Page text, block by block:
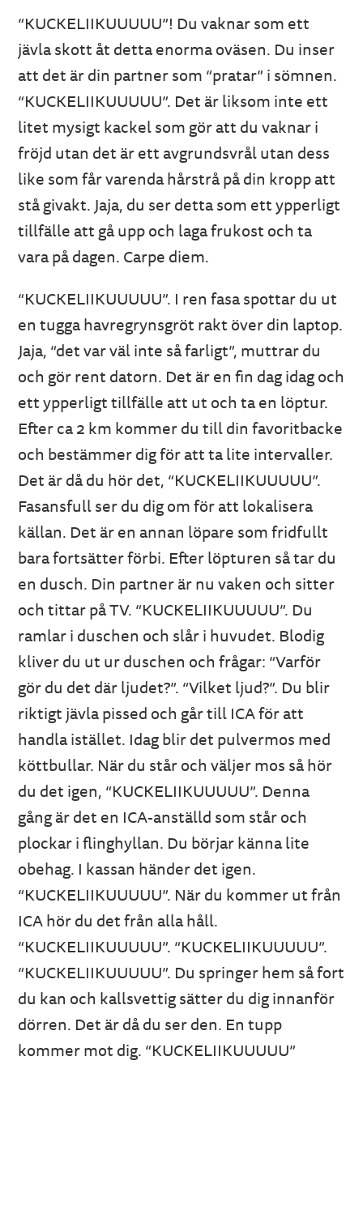
“KUCKELIIKUUUUU”! Du vaknar som ett
jävla skott åt detta enorma oväsen. Du inser
att det är din partner som “pratar” i sömnen.
“KUCKELIIKUUUUU”. Det är liksom inte ett
litet mysigt kackel som gör att du vaknar i
fröjd utan det är ett avgrundsvrål utan dess
like som får varenda hårstrå på din kropp att
stå givakt. Jaja, du ser detta som ett ypperligt
tillfälle att gå upp och laga frukost och ta
vara på dagen. Carpe diem.
“KUCKELIIKUUUUU”. I ren fasa spottar du ut
en tugga havregrynsgröt rakt över din laptop.
Jaja, “det var väl inte så farligt”, muttrar du
och gör rent datorn. Det är en fin dag idag och
ett ypperligt tillfälle att ut och ta en löptur.
Efter ca 2 km kommer du till din favoritbacke
och bestämmer dig för att ta lite intervaller.
Det är då du hör det, “KUCKELIIKUUUUU”.
Fasansfull ser du dig om för att lokalisera
källan. Det är en annan löpare som fridfullt
bara fortsätter förbi. Efter löpturen så tar du
en dusch. Din partner är nu vaken och sitter
och tittar på TV. “KUCKELIIKUUUUU”. Du
ramlar i duschen och slår i huvudet. Blodig
kliver du ut ur duschen och frågar: “Varför
gör du det där ljudet?”. “Vilket ljud?”. Du blir
riktigt jävla pissed och går till ICA för att
handla istället. Idag blir det pulvermos med
köttbullar. När du står och väljer mos så hör
du det igen, “KUCKELIIKUUUUU”. Denna
gång är det en ICA-anställd som står och
plockar i flinghyllan. Du börjar känna lite
obehag. I kassan händer det igen.
“KUCKELIIKUUUUU”. När du kommer ut från
ICA hör du det från alla håll.
“KUCKELIIKUUUUU”. “KUCKELIIKUUUUU”.
“KUCKELIIKUUUUU”. Du springer hem så fort
du kan och kallsvettig sätter du dig innanför
dörren. Det är då du ser den. En tupp
kommer mot dig. “KUCKELIIKUUUUU”